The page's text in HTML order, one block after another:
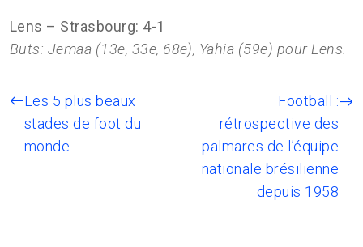
Lens – Strasbourg: 4-1
Buts: Jemaa (13e, 33e, 68e), Yahia (59e) pour Lens.
Les 5 plus beaux
stades de foot du
monde
Football :
rétrospective des
palmares de l’équipe
nationale brésilienne
depuis 1958